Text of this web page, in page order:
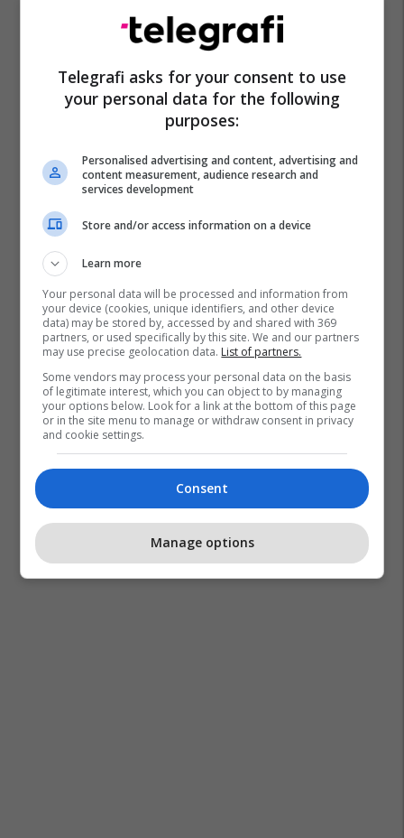
Telegrafi asks for your consent to use
your personal data for the following
purposes:
Personalised advertising and content, advertising and
content measurement, audience research and
services development
Store and/or access information on a device
Learn more
Your personal data will be processed and information from
your device (cookies, unique identifiers, and other device
data) may be stored by, accessed by and shared with 369
partners, or used specifically by this site. We and our partners
may use precise geolocation data. List of partners.
Some vendors may process your personal data on the basis
of legitimate interest, which you can object to by managing
your options below. Look for a link at the bottom of this page
or in the site menu to manage or withdraw consent in privacy
and cookie settings.
Consent
Manage options